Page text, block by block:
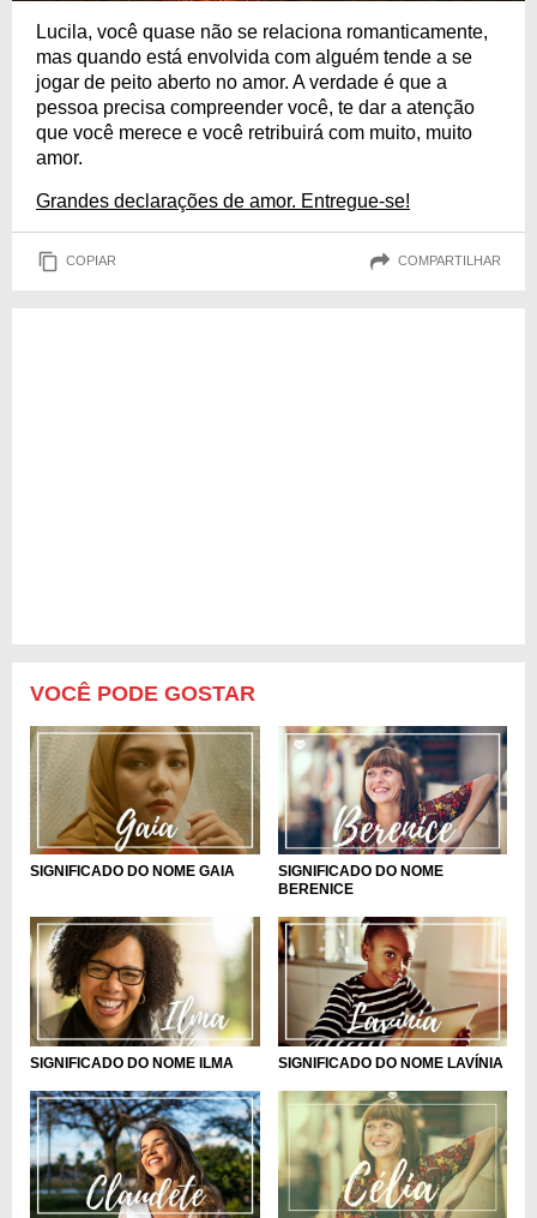
Lucila, você quase não se relaciona romanticamente,
mas quando está envolvida com alguém tende a se
jogar de peito aberto no amor. A verdade é que a
pessoa precisa compreender você, te dar a atenção
que você merece e você retribuirá com muito, muito
amor.
Grandes declarações de amor. Entregue-se!
COPIAR COMPARTILHAR
VOCÊ PODE GOSTAR
SIGNIFICADO DO NOME GAIA
SIGNIFICADO DO NOME
BERENICE
SIGNIFICADO DO NOME ILMA SIGNIFICADO DO NOME LAVÍNIA